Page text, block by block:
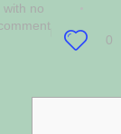
with no
0